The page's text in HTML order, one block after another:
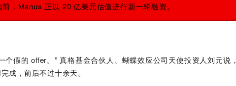
，Manus 正以 20 亿美元估值进行新一轮融资。
个假的 offer。” 真格基金合伙人、蝴蝶效应公司天使投资人刘元说，
成，前后不过十余天。